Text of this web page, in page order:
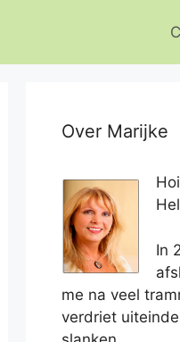
Over Marijke
In
me na veel
verdriet